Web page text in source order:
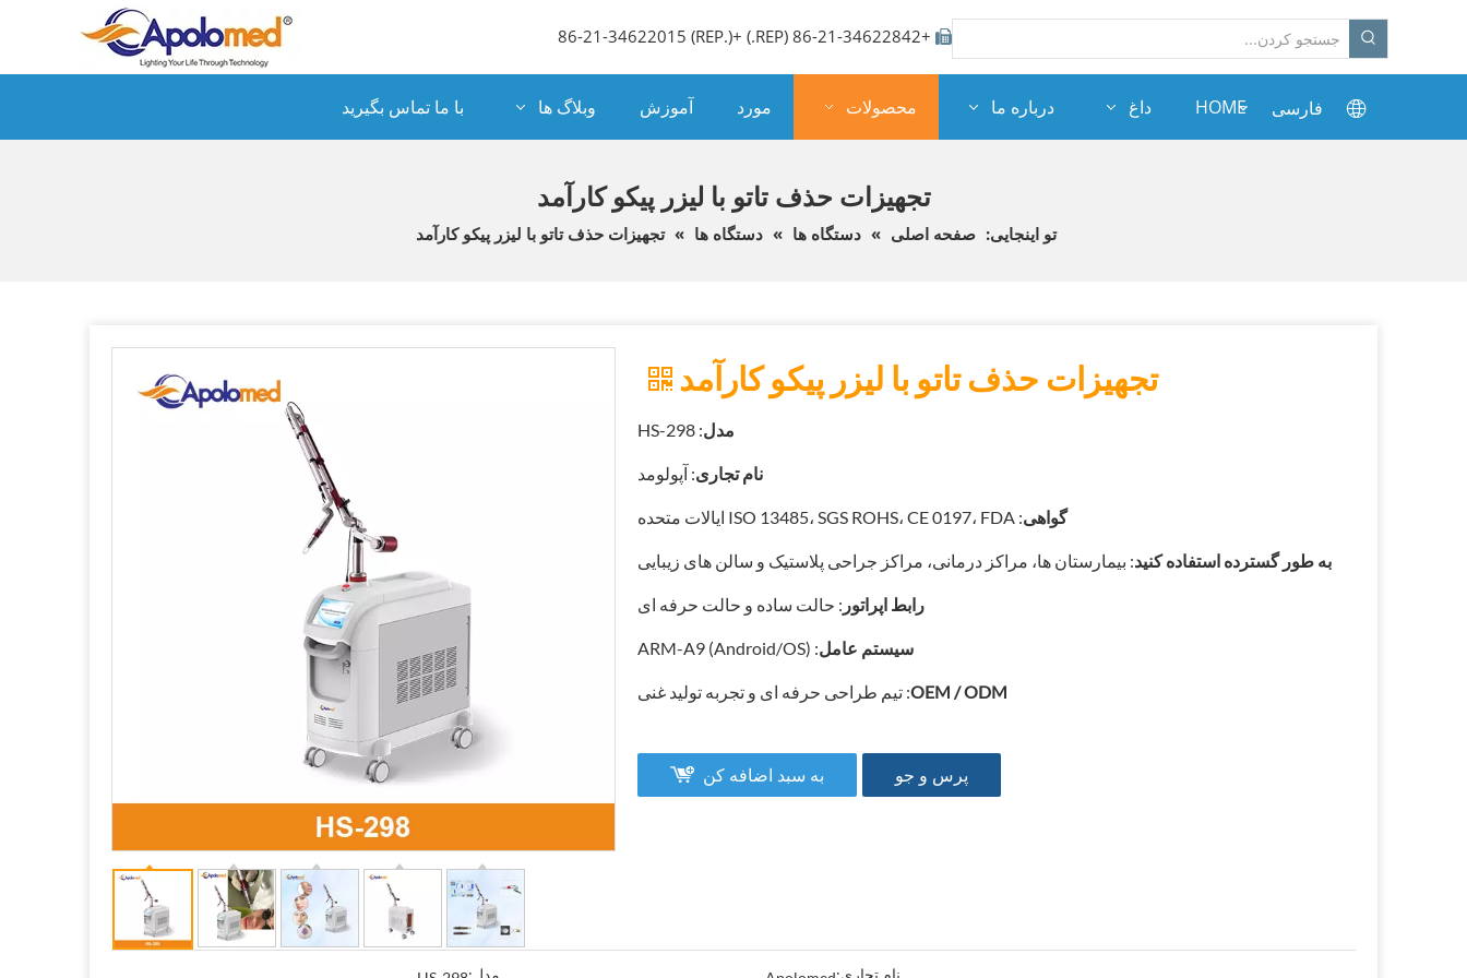

+86-21-34622842 (REP.) +86-21-34622015 (REP.)
HOME داغ درباره ما محصولات مورد آموزش وبلاگ ها با ما تماس بگیرید فارسی
تجهیزات حذف تاتو با لیزر پیکو کارآمد
تو اینجایی: صفحه اصلی » دستگاه ها » دستگاه ها » تجهیزات حذف تاتو با لیزر پیکو کارآمد
تجهیزات حذف تاتو با لیزر پیکو کارآمد
مدل: HS-298
نام تجاری: آپولومد
گواهی: ISO 13485، SGS ROHS، CE 0197، FDA ایالات متحده
به طور گسترده استفاده کنید: بیمارستان ها، مراکز درمانی، مراکز جراحی پلاستیک و سالن های زیبایی
رابط اپراتور : حالت ساده و حالت حرفه ای
سیستم عامل: ARM-A9 (Android/OS)
OEM / ODM: تیم طراحی حرفه ای و تجربه تولید غنی
پرس و جو به سبد اضافه کن
مدل: نام تجاری: